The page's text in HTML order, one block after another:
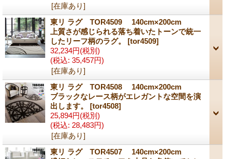
[在庫あり]
東リ ラグ TOR4509 140cm×200cm
上質さが感じられる落ち着いたトーンで統一
したリーフ柄のラグ。 [tor4509]
32,234円(税別)
(税込: 35,457円)
[在庫あり]
東リ ラグ TOR4508 140cm×200cm
ブラックなレース柄がエレガントな空間を演
出します。 [tor4508]
25,894円(税別)
(税込: 28,483円)
[在庫あり]
東リ ラグ TOR4507 140cm×200cm